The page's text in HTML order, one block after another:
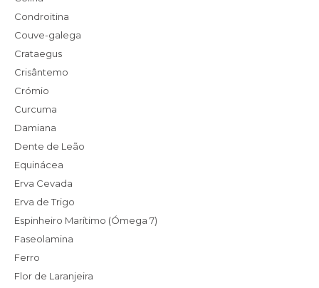
Condroitina
Couve-galega
Crataegus
Crisântemo
Crómio
Curcuma
Damiana
Dente de Leão
Equinácea
Erva Cevada
Erva de Trigo
Espinheiro Marítimo (Ómega 7)
Faseolamina
Ferro
Flor de Laranjeira